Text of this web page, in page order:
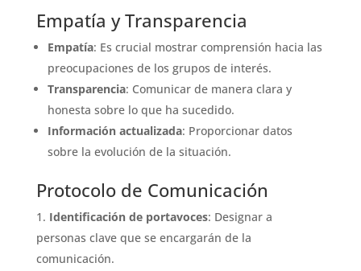
Empatía y Transparencia
Empatía: Es crucial mostrar comprensión hacia las
preocupaciones de los grupos de interés.
Transparencia: Comunicar de manera clara y
honesta sobre lo que ha sucedido.
Información actualizada: Proporcionar datos
sobre la evolución de la situación.
Protocolo de Comunicación
Identificación de portavoces: Designar a
personas clave que se encargarán de la
comunicación.